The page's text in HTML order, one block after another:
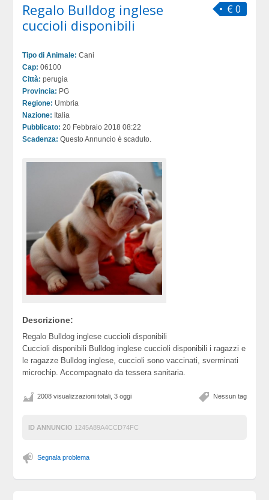
€ 0
Regalo Bulldog inglese
cuccioli disponibili
Tipo di Animale: Cani
Cap: 06100
Città: perugia
Provincia: PG
Regione: Umbria
Nazione: Italia
Pubblicato: 20 Febbraio 2018 08:22
Scadenza: Questo Annuncio è scaduto.
Descrizione:
Regalo Bulldog inglese cuccioli disponibili
Cuccioli disponibili Bulldog inglese cuccioli disponibili i ragazzi e
le ragazze Bulldog inglese, cuccioli sono vaccinati, sverminati
microchip. Accompagnato da tessera sanitaria.
Nessun tag
2008 visualizzazioni totali, 3 oggi
ID ANNUNCIO 1245A89A4CCD74FC
Segnala problema